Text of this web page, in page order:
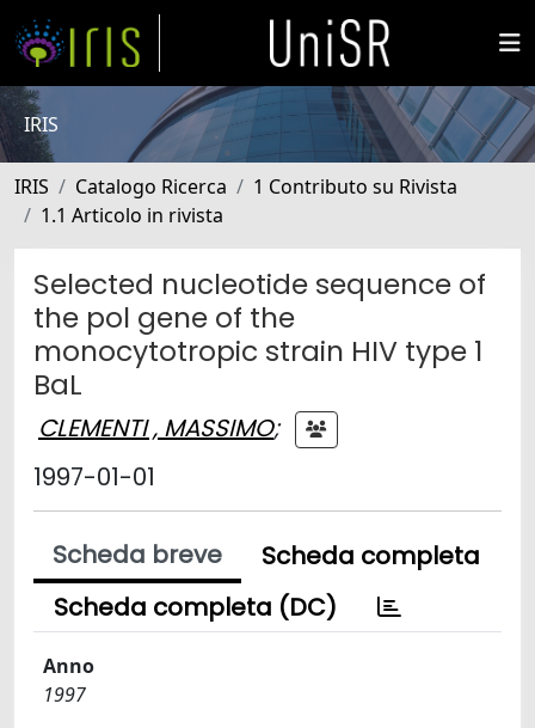
IRIS
IRIS Catalogo Ricerca
1 Contributo su Rivista
1.1 Articolo in rivista
Selected nucleotide sequence of
the pol gene of the
monocytotropic strain HIV type 1
BaL
CLEMENTI , MASSIMO;
1997-01-01
Scheda breve
Scheda completa
Scheda completa (DC)
Anno
1997